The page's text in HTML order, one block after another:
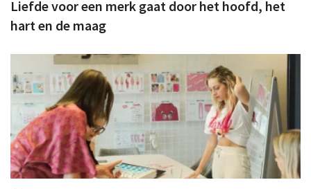
Liefde voor een merk gaat door het hoofd, het
hart en de maag